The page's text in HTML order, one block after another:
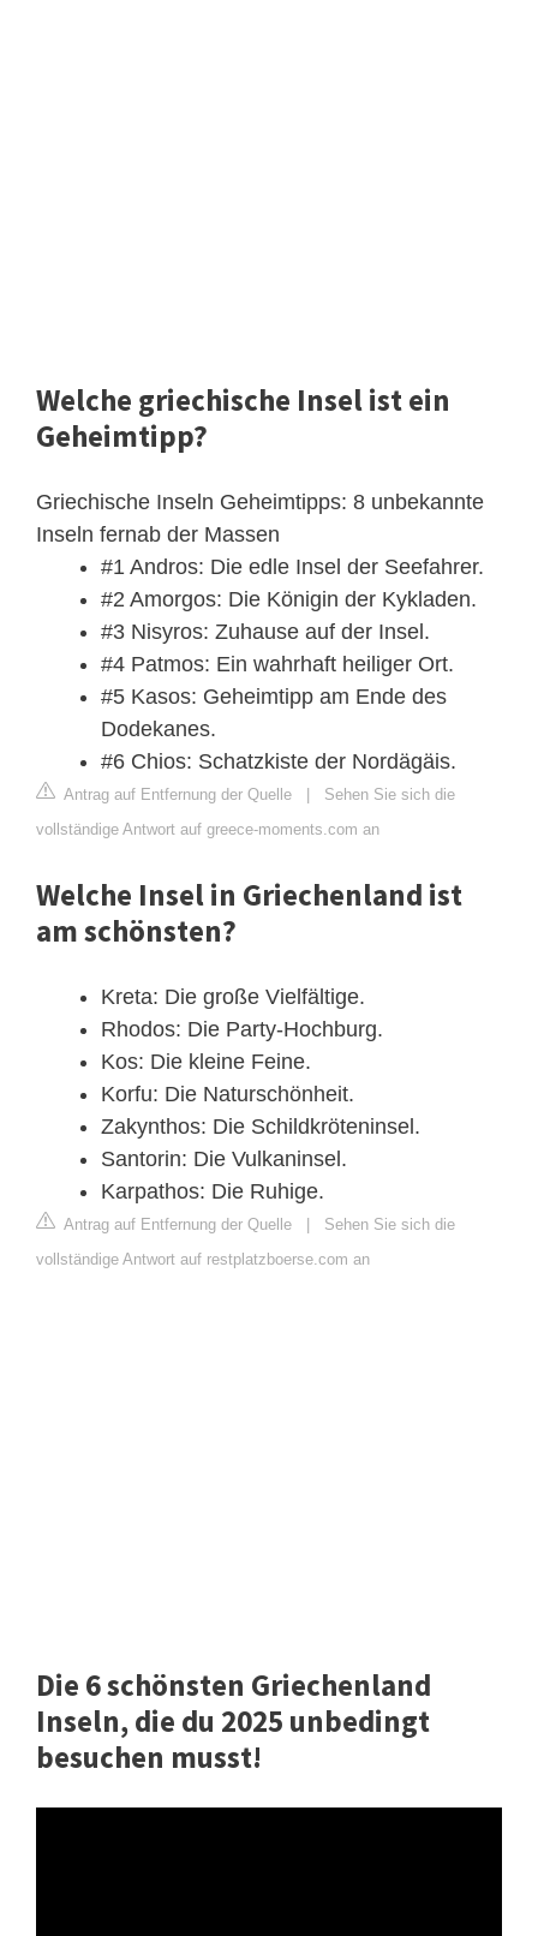
Welche griechische Insel ist ein
Geheimtipp?
Griechische Inseln Geheimtipps: 8 unbekannte
Inseln fernab der Massen
#1 Andros: Die edle Insel der Seefahrer.
#2 Amorgos: Die Königin der Kykladen.
#3 Nisyros: Zuhause auf der Insel.
#4 Patmos: Ein wahrhaft heiliger Ort.
#5 Kasos: Geheimtipp am Ende des
Dodekanes.
#6 Chios: Schatzkiste der Nordägäis.
Antrag auf Entfernung der Quelle
Sehen Sie sich die
vollständige Antwort auf greece-moments.com an
Welche Insel in Griechenland ist
am schönsten?
Kreta: Die große Vielfältige.
Rhodos: Die Party-Hochburg.
Kos: Die kleine Feine.
Korfu: Die Naturschönheit.
Zakynthos: Die Schildkröteninsel.
Santorin: Die Vulkaninsel.
Karpathos: Die Ruhige.
Antrag auf Entfernung der Quelle
Sehen Sie sich die
vollständige Antwort auf restplatzboerse.com an
Die 6 schönsten Griechenland
Inseln, die du 2025 unbedingt
besuchen musst!